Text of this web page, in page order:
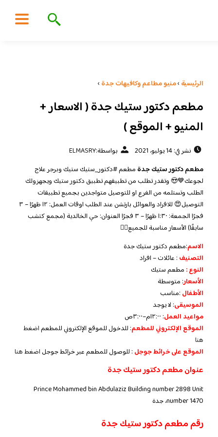
الرئيسية ›منيو مطاعم وكافيهات جدة ›
مطعم دكتور ستيك جدة ( الاسعار +
المنيو + الموقع )
نشر في: 14 يوليو، 2021 بواسطة:ELMASRY
مطعم دكتور ستيك جدة مطعم #دكتور_ستيك ستيك وبرجر علاج
لجوعك💙😍 وتقدر تطلب من تطبيقهم تطبيق دكتور ستيك ويجهزولك
الطلب وتستلمه من الفرع او للتوصيل متواجدين بجميع تطبيقات
التوصيل😍 للافراد والعوائل بارتشن عند الطلب اوقات العمل: ١٢ ظهرًا – ٣
فجرًا الجمعة: ١:٣٠ ظهرًا – ٣ فجرًا العنوان: حي الخالدية (مجمع كتشب
سابقًا) الأسعار مناسبة للجميع👌🏼
الاسم:مطعم دكتور ستيك جدة
التصنيف : عائلات – افراد
النوع : مطعم ستيك
الأسعار: متوسطة
الأطفال :مناسب
الموسيقى: لا يوجد
مواعيد العمل:
الموقع الإلكتروني للمطعم: للدخول للموقع الإلكتروني للمطعماضغط
هنا
الموقع على خرائط جوجل : للوصول للمطعم عبر خرائط جوجل اضغط هنا
عنوان مطعم دكتور ستيك جدة
Prince Mohammed bin Abdulaziz Building number 2898 Unit
number 1470، جدة
رقم مطعم دكتور ستيك جدة